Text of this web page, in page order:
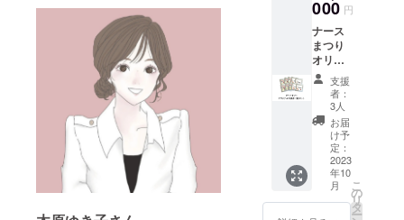
様とな
りま
す。 ※
受付で
CAMPF
IRE支援
画面を
見せて
くださ
い。 ※
ナース
祭：
2023年
10月14
日(土)
000 円
ナース
まつり
オリジ
ナル和
漢茶10
個セッ
ト （漢
方の味
がダイ
レクト
に味わ
える和
漢茶で
支援
者：
3人
お届
け予
定：
2023
年10
月
こ
の
リ
タ
ー